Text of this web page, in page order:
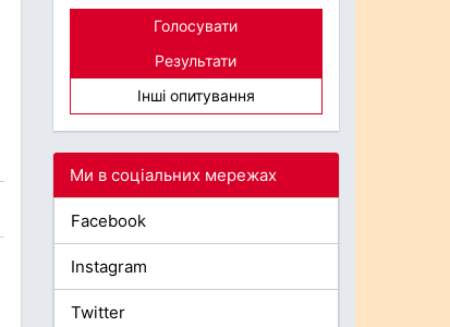
Голосувати
Результати
Інші опитування
Ми в соціальних мережах
Facebook
Instagram
Twitter